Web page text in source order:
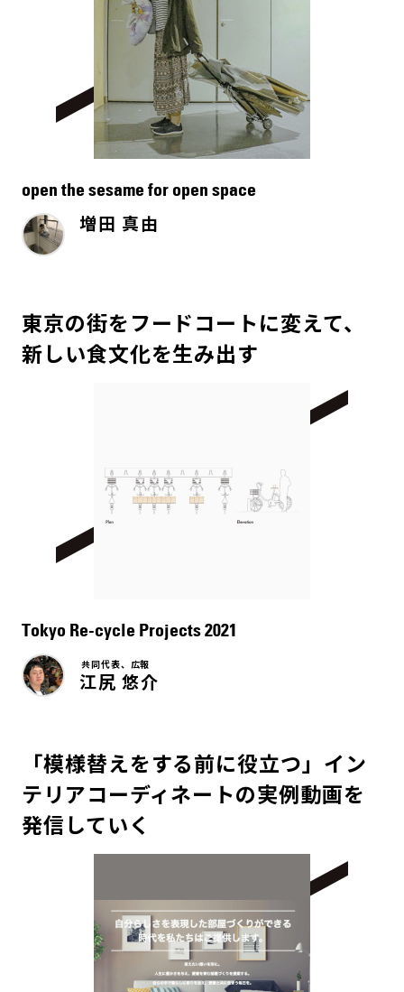
open the sesame for open space
増田 真由
東京の街をフードコートに変えて、
新しい食文化を生み出す
Tokyo Re-cycle Projects 2021
共同代表、広報
江尻 悠介
「模様替えをする前に役立つ」イン
テリアコーディネートの実例動画を
発信していく